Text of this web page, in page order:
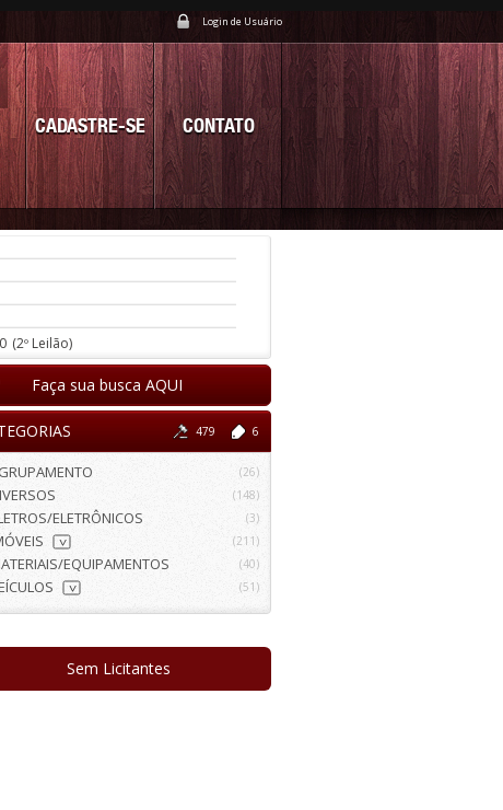
Login de Usuário
CONTATO
CADASTRE-SE
(2º Leilão)
Faça sua busca AQUI
479 6
(26)
(148)
ELETRÔNICOS (3)
> (211)
EQUIPAMENTOS (40)
> (51)
Sem Licitantes